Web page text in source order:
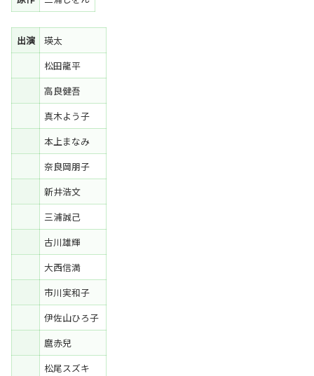
出演
瑛太
松田龍平
高良健吾
真木よう子
本上まなみ
奈良岡朋子
新井浩文
三浦誠己
古川雄輝
大西信満
市川実和子
伊佐山ひろ子
麿赤兒
松尾スズキ